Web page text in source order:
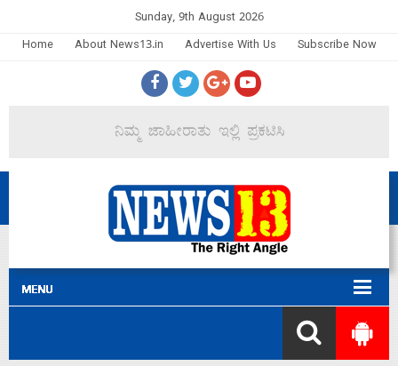
Sunday, 9th August 2026
Home
About News13.in Advertise With Us Subscribe Now